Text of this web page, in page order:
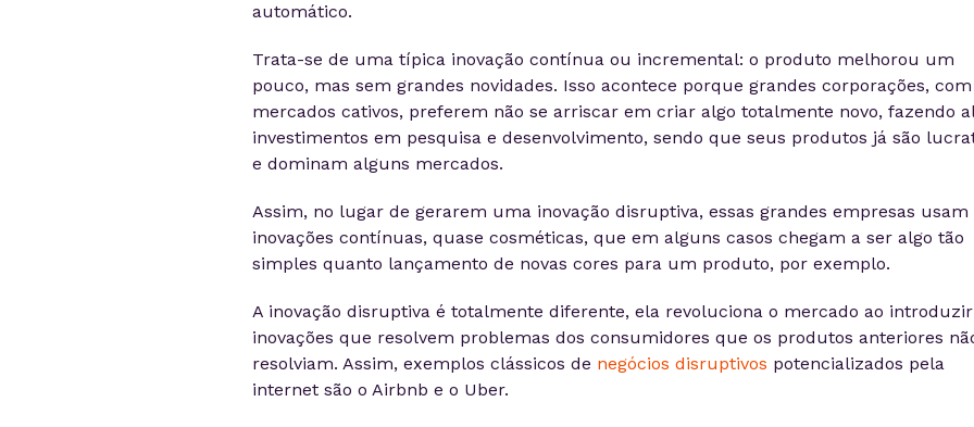
automático.
Trata-se de uma típica inovação contínua ou incremental: o produto melhorou um
pouco, mas sem grandes novidades. Isso acontece porque grandes corporações, com
mercados cativos, preferem não se arriscar em criar algo totalmente novo, fazendo
investimentos em pesquisa e desenvolvimento, sendo que seus produtos já são
e dominam alguns mercados.
Assim, no lugar de gerarem uma inovação disruptiva, essas grandes empresas usam
inovações contínuas, quase cosméticas, que em alguns casos chegam a ser algo tão
simples quanto lançamento de novas cores para um produto, por exemplo.
A inovação disruptiva é totalmente diferente, ela revoluciona o mercado ao introduzir
inovações que resolvem problemas dos consumidores que os produtos anteriores
resolviam. Assim, exemplos clássicos de negócios disruptivos potencializados pela
internet são o Airbnb e o Uber.